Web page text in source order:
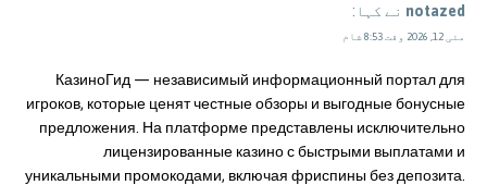
notazed نے کہا:
مئی 12, 2026 وقت 8:53 شام
КазиноГид — независимый информационный портал для
игроков, которые ценят честные обзоры и выгодные бонусные
предложения. На платформе представлены исключительно
лицензированные казино с быстрыми выплатами и
уникальными промокодами, включая фриспины без депозита.